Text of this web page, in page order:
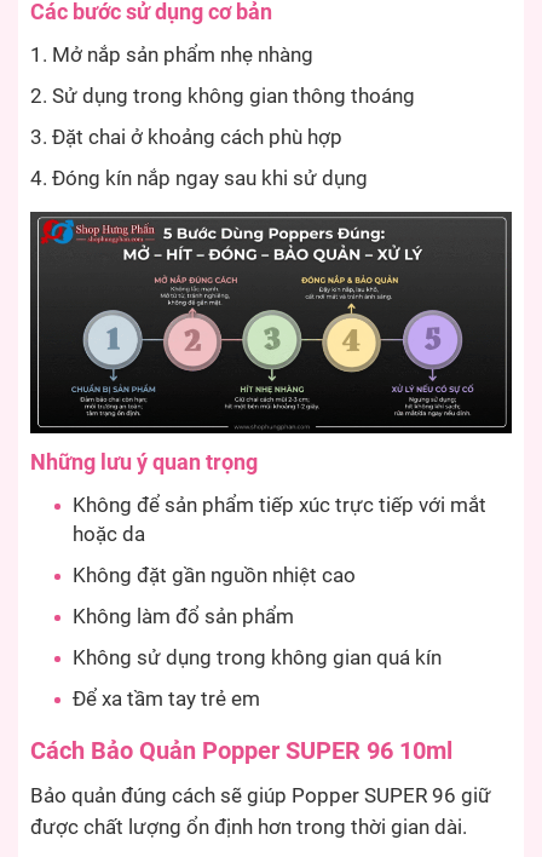
Các bước sử dụng cơ bản
Mở nắp sản phẩm nhẹ nhàng
Sử dụng trong không gian thông thoáng
Đặt chai ở khoảng cách phù hợp
Đóng kín nắp ngay sau khi sử dụng
Những lưu ý quan trọng
Không để sản phẩm tiếp xúc trực tiếp với mắt
hoặc da
Không đặt gần nguồn nhiệt cao
Không làm đổ sản phẩm
Không sử dụng trong không gian quá kín
Để xa tầm tay trẻ em
Cách Bảo Quản Popper SUPER 96 10ml
Bảo quản đúng cách sẽ giúp Popper SUPER 96 giữ
được chất lượng ổn định hơn trong thời gian dài.